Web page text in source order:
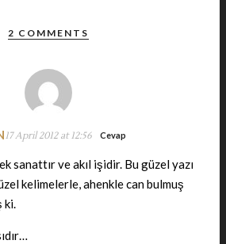
2 COMMENTS
17 April 2012 at 12:56 Cevap
sanattır ve akıl işidir. Bu güzel yazı
kelimelerle, ahenkle can bulmuş
ki.